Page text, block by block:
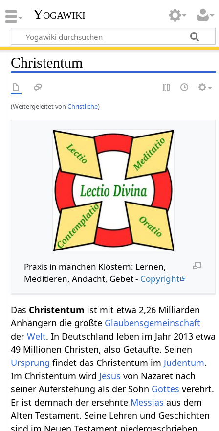
Yogawiki
Christentum
(Weitergeleitet vonChristliche)
Praxis in manchen Klöstern: Lernen,
Meditieren, Andacht, Gebet - Copyright
Das Christentum ist mit etwa 2,26 Milliarden
Anhängern die größte Glaubensgemeinschaft
derWelt. In Deutschland leben im Jahr 2013 etwa
49 Millionen Christen, also Getaufte. Seinen
Ursprung findet das Christentum im Judentum.
Im Christentum wird Jesus von Nazaret nach
seiner Auferstehung als der Sohn Gottes verehrt.
Er ist demnach der ersehnte Messias aus dem
Alten Testament. Seine Lehren und Geschichten